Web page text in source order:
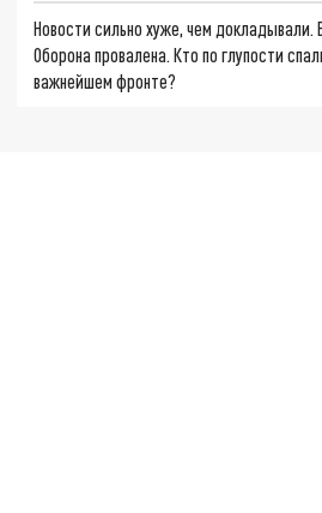
Новости сильно хуже, чем докладывали.
Оборона провалена. Кто по глупости
важнейшем фронте?